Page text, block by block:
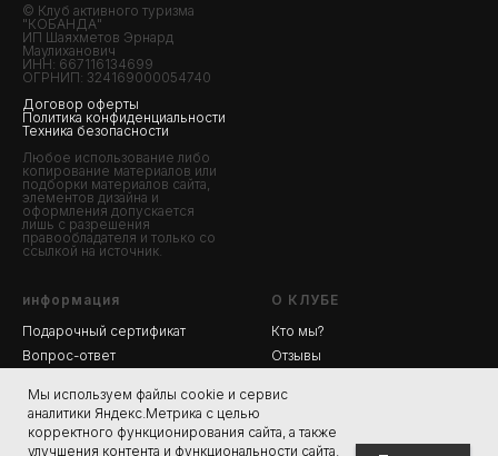
© Клуб активного туризма
"КОБАНДА"
ИП Шаяхметов Эрнард
Маулиханович
ИНН: 667116134699
ОГРНИП: 324169000054740
Договор оферты
Политика конфиденциальности
Техника безопасности
Любое использование либо
копирование материалов или
подборки материалов сайта,
элементов дизайна и
оформления допускается
лишь с разрешения
правообладателя и только со
ссылкой на источник.
информация
Подарочный сертификат
Вопрос-ответ
Фотогалерея
Блогерам
О КЛУБЕ
Кто мы?
Отзывы
Мы используем файлы cookie и сервис
аналитики Яндекс.Метрика с целью
корректного функционирования сайта, а также
улучшения контента и функциональности сайта.